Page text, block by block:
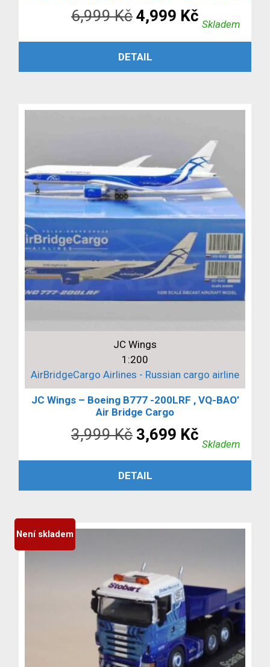
6,999Kč Původní
cena
byla:
4,999 Kč
cena
Skladem
PŘIDAT DO KOŠÍKU
DETAIL
JC Wings
1:200
AirBridgeCargo Airlines - Russian cargo airline
JC Wings – Boeing B777 -200LRF , VQ-BAO’
Air Bridge Cargo
3,999Kč Původní
cena
byla:
3,699 Kč
cena
Skladem
PŘIDAT DO KOŠÍKU
DETAIL
Není skladem